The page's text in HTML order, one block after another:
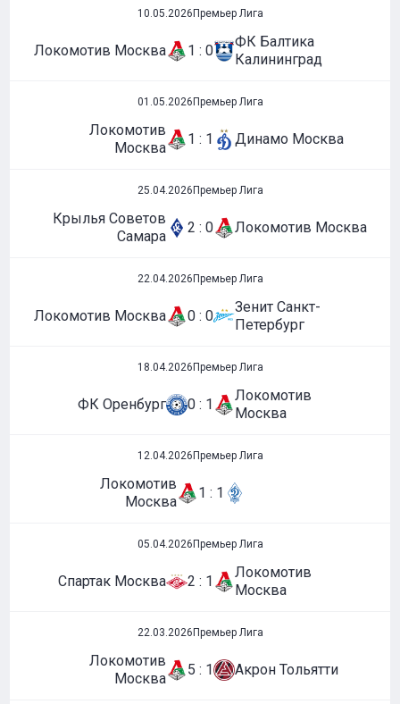
10.05.2026 Премьер Лига
Локомотив Москва 1 : 0
ФК Балтика
Калининград
01.05.2026 Премьер Лига
Локомотив
Москва
1 : 1 Динамо Москва
25.04.2026 Премьер Лига
Крылья Советов
Самара
2 : 0 Локомотив Москва
22.04.2026 Премьер Лига
Локомотив Москва 0 : 0
Зенит Санкт-
Петербург
18.04.2026 Премьер Лига
ФК Оренбург 0 : 1
Локомотив
Москва
12.04.2026 Премьер Лига
Локомотив
Москва
1 : 1
05.04.2026 Премьер Лига
Спартак Москва 2 : 1
Локомотив
Москва
22.03.2026 Премьер Лига
Локомотив
Москва
5 : 1 Акрон Тольятти